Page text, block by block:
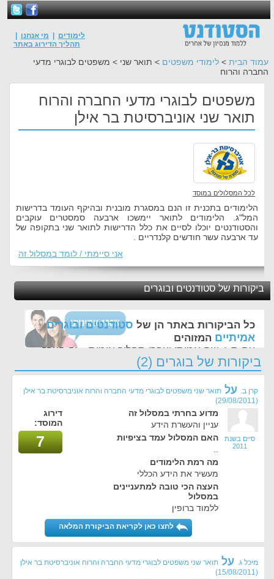
לימודים מי אנחנו
תהליך הדירוג באתר
עמוד הבית > לימודי משפטים > תואר שני > משפטים לבוגרי מדעי
החברה והרוח
משפטים לבוגרי מדעי החברה והרוח
תואר שני אוניברסיטת בר אילן
לכל המסלולים במוסד
הלימודים בתכנית זו הנם במסגרת מובנית ובהיקף העומד בדרישות
המל"ג. הלימודים לתואר יימשכו ארבעה סמסטרים עוקבים
והסטודנטים יוכלו לסיים את כלל הדרישות לתואר שני בתקופה של
עד ארבעה עשר חודשים קלנדריים .
אני סיימתי / לומד במסלול זה
ביקורות של סטודנטים ובוגרים
כל הביקורות באתר הן של סטודנטים ובוגרים
אמיתיים המזוהים
עם ת.ז, שם אמיתי ועברו תהליך אימות - זה הערך
החשוב לנו ביותר באתר
ביקורות של בוגרים (2)
קרן ב. על תואר שני משפטים לבוגרי מדעי החברה והרוח אוניברסיטת בר אילן
(29/08/2011)
סיים בשנת
2011
מדוע בחרתי במסלול זה
עניין והעשרת הידע
האם המסלול עמד בציפיות
מה רמת הלימודים
מעשיר את הידע הכללי
העצה הכי טובה למתעניינים
במסלול
ללמוד ברופין
דירוג
המוסד:
7
לחצו כאן לקריאת הביקורת המלאה
מיכל ג. על תואר שני משפטים לבוגרי מדעי החברה והרוח אוניברסיטת בר אילן
(15/08/2011)